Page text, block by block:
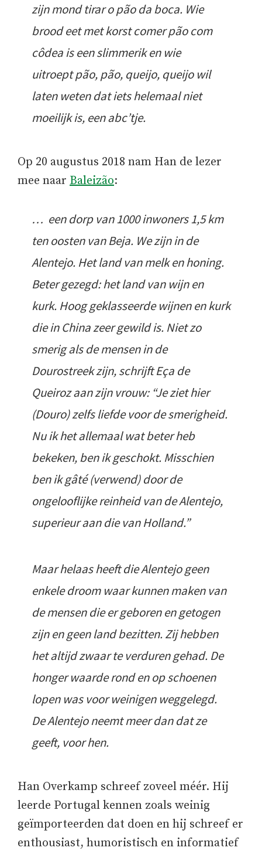
zijn mond tirar o pão da boca. Wie
brood eet met korst comer pão com
côdea is een slimmerik en wie
uitroept pão, pão, queijo, queijo wil
laten weten dat iets helemaal niet
moeilijk is, een abc’tje.
Op 20 augustus 2018 nam Han de lezer
mee naar Baleizão:
… een dorp van 1000 inwoners 1,5 km
ten oosten van Beja. We zijn in de
Alentejo. Het land van melk en honing.
Beter gezegd: het land van wijn en
kurk. Hoog geklasseerde wijnen en kurk
die in China zeer gewild is. Niet zo
smerig als de mensen in de
Dourostreek zijn, schrijft Eça de
Queiroz aan zijn vrouw: “Je ziet hier
(Douro) zelfs liefde voor de smerigheid.
Nu ik het allemaal wat beter heb
bekeken, ben ik geschokt. Misschien
ben ik gâté (verwend) door de
ongelooflijke reinheid van de Alentejo,
superieur aan die van Holland.”
Maar helaas heeft die Alentejo geen
enkele droom waar kunnen maken van
de mensen die er geboren en getogen
zijn en geen land bezitten. Zij hebben
het altijd zwaar te verduren gehad. De
honger waarde rond en op schoenen
lopen was voor weinigen weggelegd.
De Alentejo neemt meer dan dat ze
geeft, voor hen.
Han Overkamp schreef zoveel méér. Hij
leerde Portugal kennen zoals weinig
geïmporteerden dat doen en hij schreef er
enthousiast, humoristisch en informatief